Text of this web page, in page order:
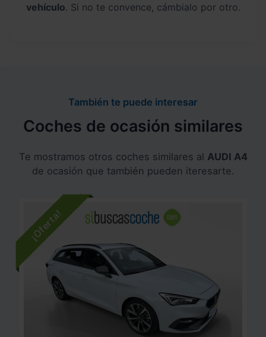
vehículo. Si no te convence, cámbialo por otro.
También te puede interesar
Coches de ocasión similares
Te mostramos otros coches similares al AUDI A4
de ocasión que también pueden iteresarte.